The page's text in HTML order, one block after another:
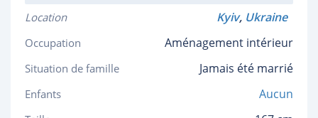
Location Kyiv, Ukraine
Occupation Aménagement intérieur
Situation de famille Jamais été marrié
Enfants Aucun